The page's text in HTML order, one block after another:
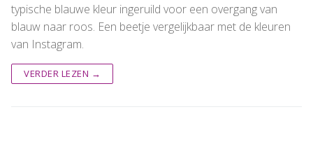
typische blauwe kleur ingeruild voor een overgang van
blauw naar roos. Een beetje vergelijkbaar met de kleuren
van Instagram.
VERDER LEZEN →